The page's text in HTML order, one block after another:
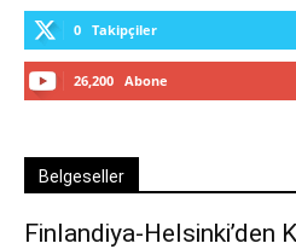
0 Takipçiler
26,200 Abone
Belgeseller
Finlandiya-Helsinki’den